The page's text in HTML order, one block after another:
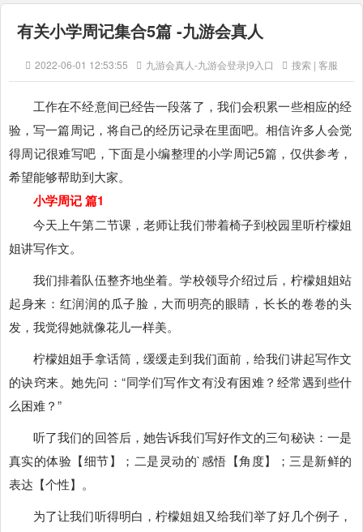
有关小学周记集合5篇 -九游会真人
2022-06-01 12:53:55 九游会真人-九游会登录j9入口 搜索 | 客服
工作在不经意间已经告一段落了，我们会积累一些相应的经
验，写一篇周记，将自己的经历记录在里面吧。相信许多人会觉
得周记很难写吧，下面是小编整理的小学周记5篇，仅供参考，
希望能够帮助到大家。
小学周记 篇1
今天上午第二节课，老师让我们带着椅子到校园里听柠檬姐
姐讲写作文。
我们排着队伍整齐地坐着。学校领导介绍过后，柠檬姐姐站
起身来：红润润的瓜子脸，大而明亮的眼睛，长长的卷卷的头
发，我觉得她就像花儿一样美。
柠檬姐姐手拿话筒，缓缓走到我们面前，给我们讲起写作文
的诀窍来。她先问：“同学们写作文有没有困难？经常遇到些什
么困难？”
听了我们的回答后，她告诉我们写好作文的三句秘诀：一是
真实的体验【细节】；二是灵动的`感悟【角度】；三是新鲜的
表达【个性】。
为了让我们听得明白，柠檬姐姐又给我们举了好几个例子，